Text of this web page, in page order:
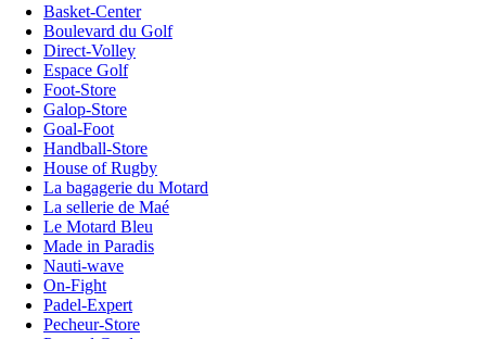
Basket-Center
Boulevard du Golf
Direct-Volley
Espace Golf
Foot-Store
Galop-Store
Goal-Foot
Handball-Store
House of Rugby
La bagagerie du Motard
La sellerie de Maé
Le Motard Bleu
Made in Paradis
Nauti-wave
On-Fight
Padel-Expert
Pecheur-Store